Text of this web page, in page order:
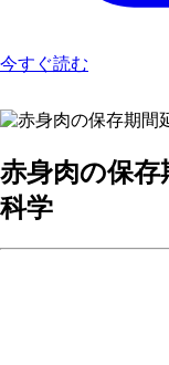
今すぐ読む
赤身肉の保
科学